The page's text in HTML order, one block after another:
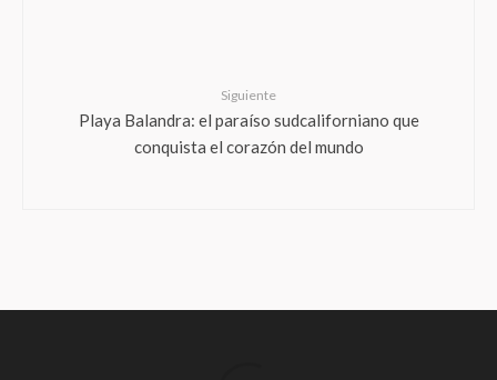
Siguiente
Playa Balandra: el paraíso sudcaliforniano que
conquista el corazón del mundo